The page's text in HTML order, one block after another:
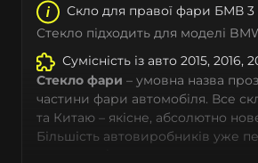
Скло для правої фари БМВ 3
Стекло підходить для моделі
Сумісність із авто 2015,
Стекло фари – умовна назва
частини фари автомобіля. Все
та Китаю – якісне, абсолютно
Більшість автовиробників уже
тому не слід дивуватися, що до